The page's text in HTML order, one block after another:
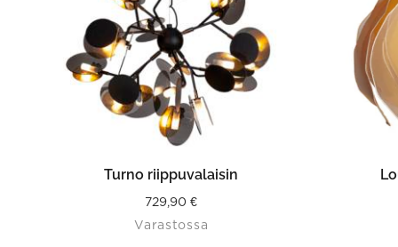
LISÄÄ OSTOSKORIIN
Turno riippuvalaisin
729,90€
Varastossa